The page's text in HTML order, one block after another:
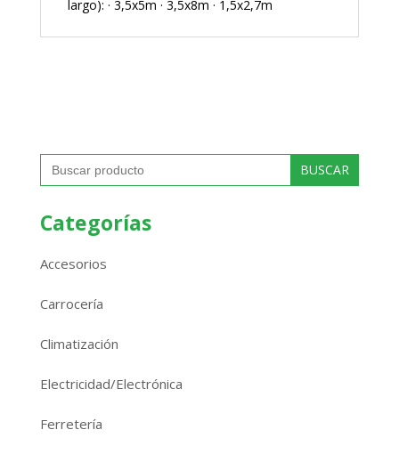
largo): · 3,5x5m · 3,5x8m · 1,5x2,7m
Buscar:
Categorías
Accesorios
Carrocería
Climatización
Electricidad/Electrónica
Ferretería